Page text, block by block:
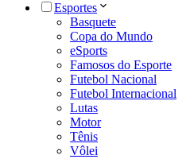
Esportes
Basquete
Copa do Mundo
eSports
Famosos do Esporte
Futebol Nacional
Futebol Internacional
Lutas
Motor
Tênis
Vôlei